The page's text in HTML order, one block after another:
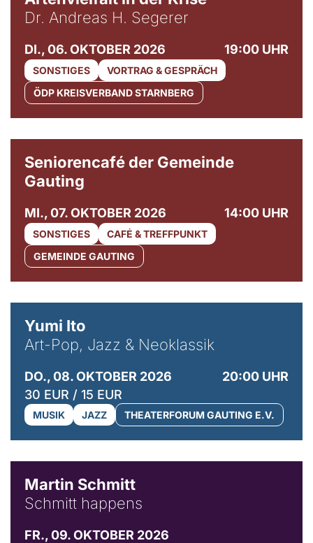
Dr. Andreas H. Segerer
DI., 06. OKTOBER 2026 19:00 UHR
SONSTIGES
VORTRAG & GESPRÄCH
ÖDP KREISVERBAND STARNBERG
Seniorencafé der Gemeinde
Gauting
MI., 07. OKTOBER 2026 14:00 UHR
SONSTIGES
CAFÉ & TREFFPUNKT
GEMEINDE GAUTING
Yumi Ito
Art-Pop, Jazz & Neoklassik
DO., 08. OKTOBER 2026
20:00 UHR
30 EUR / 15 EUR
MUSIK JAZZ THEATERFORUM GAUTING E.V.
Martin Schmitt
Schmitt happens
FR., 09. OKTOBER 2026